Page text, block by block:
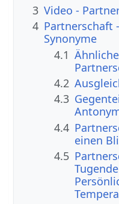
3 Video -
4 Partnerschaft
Synonyme
4.1
4.2
4.3
4.4
einen
4.5